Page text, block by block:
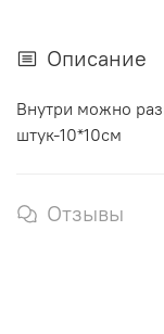
Описание
Внутри можно
штук-10*10см
Отзывы